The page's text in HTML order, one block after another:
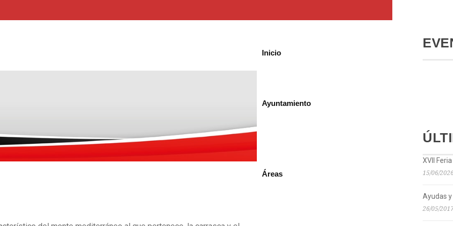
XVII
15/06/
Ayudas
26/05/
Inicio
Ayuntamiento
Áreas